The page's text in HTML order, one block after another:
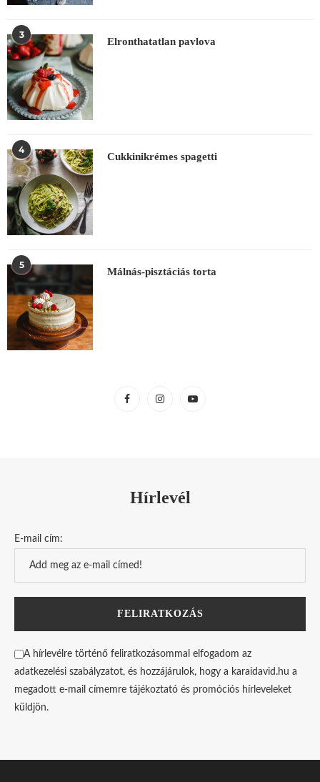
3
Elronthatatlan pavlova
4
Cukkinikrémes spagetti
5
Málnás-pisztáciás torta
Hírlevél
E-mail cím:
A hírlevélre történő feliratkozásommal elfogadom az
adatkezelési szabályzatot, és hozzájárulok, hogy a karaidavid.hu a
megadott e-mail címemre tájékoztató és promóciós hírleveleket
küldjön.